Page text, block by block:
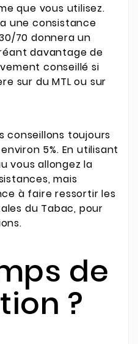
que vous utilisez.
une consistance
70 donnera un
davantage de
conseillé si
sur du MTL ou sur
conseillons toujours
5%. En utilisant
vous allongez la
mais
à faire ressortir les
du Tabac, pour
de
?